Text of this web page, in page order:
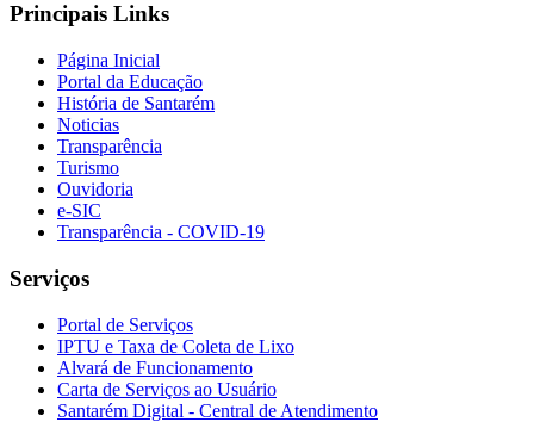
Principais Links
Página Inicial
Portal da Educação
História de Santarém
Noticias
Transparência
Turismo
Ouvidoria
e-SIC
Transparência - COVID-19
Serviços
Portal de Serviços
IPTU e Taxa de Coleta de Lixo
Alvará de Funcionamento
Carta de Serviços ao Usuário
Santarém Digital - Central de Atendimento